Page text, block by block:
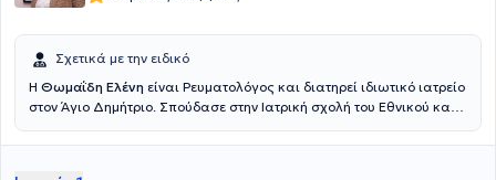
Σχετικά με την ειδικό
Η Θωμαΐδη Ελένη είναι Ρευματολόγος και διατηρεί ιδιωτικό ιατρείο
στον Άγιο Δημήτριο. Σπούδασε στην Ιατρική σχολή του Εθνικού και
στη Σουηδία, όπου διετέλεσε Επιμελήτρια της ρευματολογικής